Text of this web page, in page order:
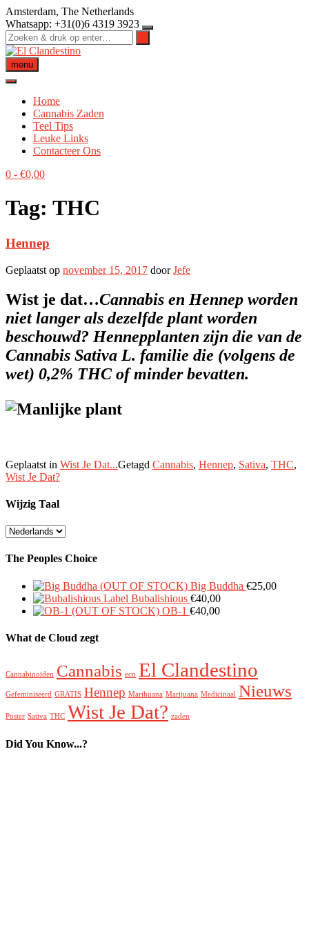
Ga
naar
de
inhoud
Amsterdam, The Netherlands
Whatsapp: +31(0)6 4319 3923
menu
Home
Cannabis Zaden
Teel Tips
Leuke Links
Contacteer Ons
0 - €0,00
Tag: THC
Hennep
Geplaatst op november 15, 2017 doorJefe
Wist je dat…Cannabis en Hennep worden
niet langer als dezelfde plant worden
beschouwd? Hennepplanten zijn die van de
Cannabis Sativa L. familie die (volgens de
wet) 0,2% THC of minder bevatten.
Geplaatst in Wist Je Dat...Getagd Cannabis, Hennep, Sativa, THC,
Wist Je Dat?
Wijzig Taal
Wijzig
The Peoples Choice
Big Buddha €25,00
Bubalishious €40,00
OB-1 €40,00
What de Cloud zegt
Cannabinoïden Cannabis eco El Clandestino
Gefeminiseerd GRATIS Hennep Marihuana Marijuana Medicinaal Nieuws
Poster Sativa THC Wist Je Dat? zaden
Did You Know...?